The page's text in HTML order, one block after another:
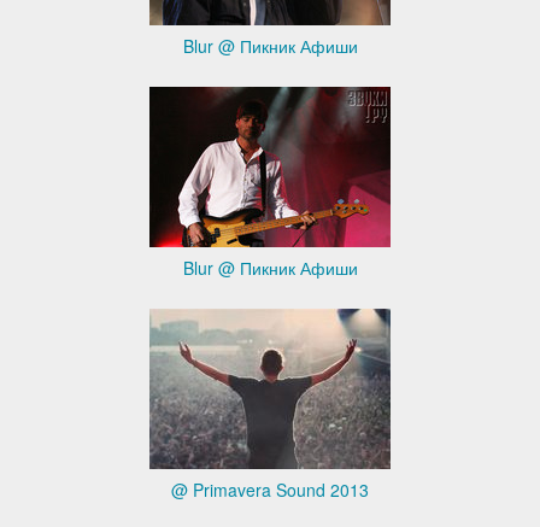
Blur @ Пикник Афиши
Blur @ Пикник Афиши
@ Primavera Sound 2013